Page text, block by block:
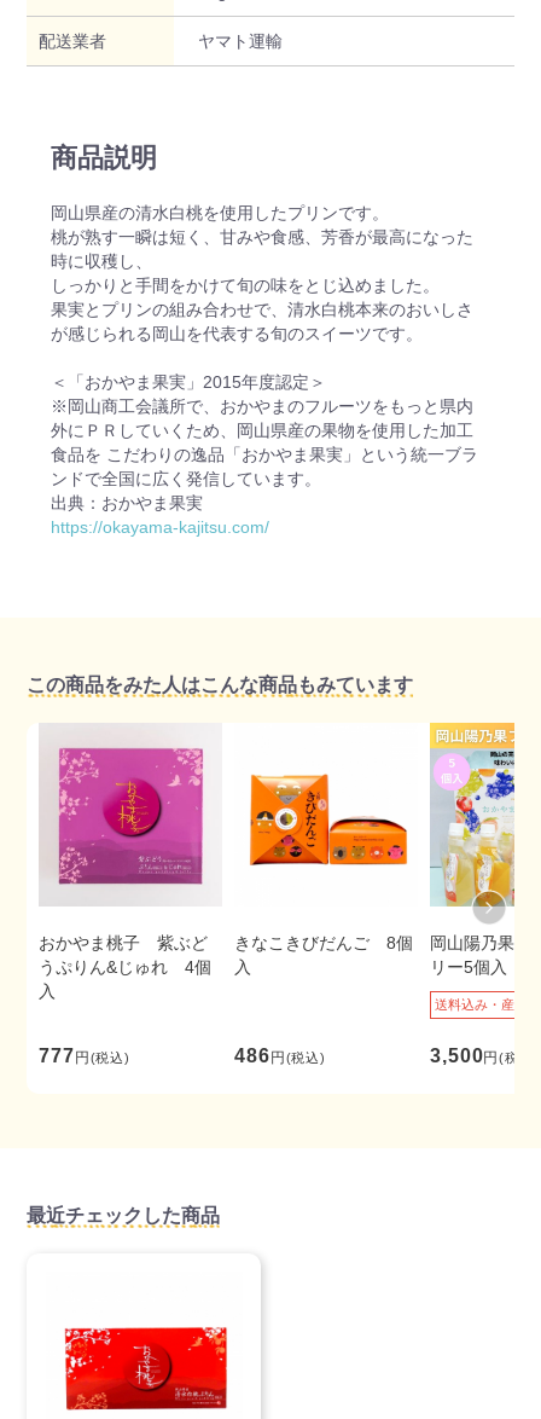
配送業者 ヤマト運輸
商品説明
岡山県産の清水白桃を使用したプリンです。
桃が熟す一瞬は短く、甘みや食感、芳香が最高になった
時に収穫し、
しっかりと手間をかけて旬の味をとじ込めました。
果実とプリンの組み合わせで、清水白桃本来のおいしさ
が感じられる岡山を代表する旬のスイーツです。
＜「おかやま果実」2015年度認定＞
※岡山商工会議所で、おかやまのフルーツをもっと県内
外にＰＲしていくため、岡山県産の果物を使用した加工
食品を こだわりの逸品「おかやま果実」という統一ブラ
ンドで全国に広く発信しています。
出典：おかやま果実
https://okayama-kajitsu.com/
この商品をみた人はこんな商品もみています
おかやま桃子 紫ぶど
うぷりん&じゅれ 4個
入
777円(税込)
きなこきびだんご 8個
入
486円(税込)
岡山陽乃果フ
リー5個入
送料込み・産地
3,500円(税込)
最近チェックした商品